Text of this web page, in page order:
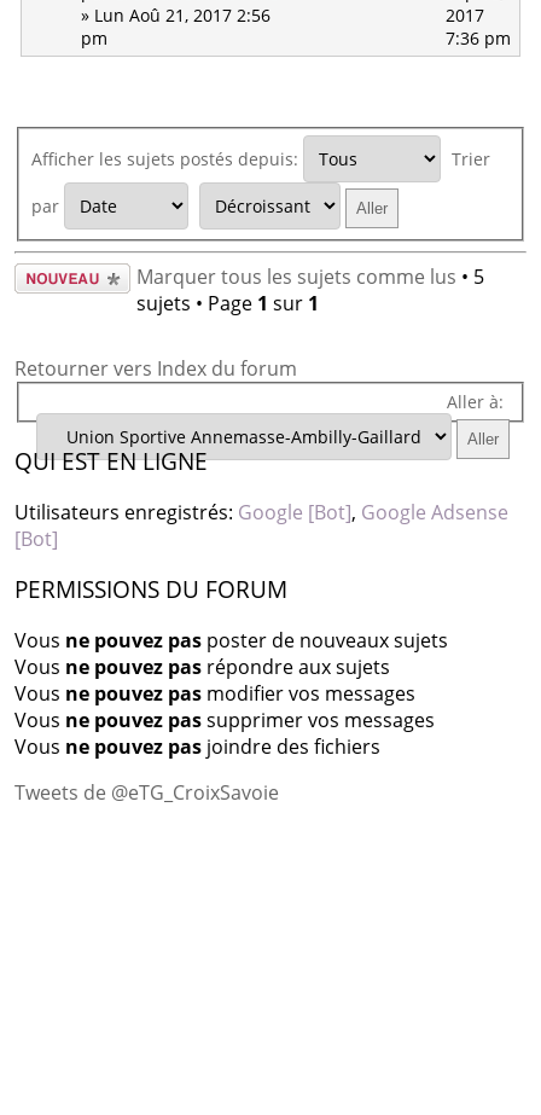
» Lun Aoû 21, 2017 2:56
pm
2017
7:36 pm
Afficher les sujets postés depuis: Trier
par
Écrire un
Marquer tous les sujets comme lus • 5
sujets • Page 1 sur 1
Retourner vers Index du forum
Aller à:
QUI EST EN LIGNE
Utilisateurs enregistrés: Google [Bot], Google Adsense
[Bot]
PERMISSIONS DU FORUM
Vous ne pouvez pasposter de nouveaux sujets
Vous ne pouvez pasrépondre aux sujets
Vous ne pouvez pasmodifier vos messages
Vous ne pouvez passupprimer vos messages
Vous ne pouvez pasjoindre des fichiers
Tweets de @eTG_CroixSavoie